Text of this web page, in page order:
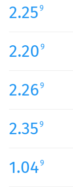
Mittwoch:
Donnerstag:
Samstag:
Sonntag:
2.259
2.20 9
2.269
2.359
1.049